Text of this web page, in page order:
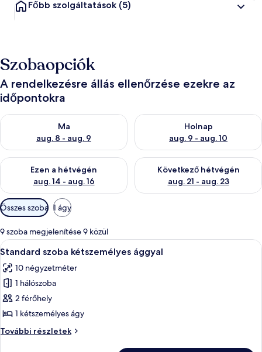
Főbb szolgáltatások (5)
Szobaopciók
A rendelkezésre állás ellenőrzése ezekre az
időpontokra
Ma
aug. 8 - aug. 9
A ma esti rendelkezésre állás ellenőrzése: aug. 8 - aug. 9
Holnap
aug. 9 - aug. 10
A holnapi rendelkezésre állás
Ezen a hétvégén
aug. 14 - aug. 16
A mostani hétvégi rendelkezésre állás ellenőrzése: aug. 14 -
Következő hétvégén
aug. 21 - aug. 23
A következő hétvégi
Szobákhoz
rendelkezésre
álló
szűrők
Összes szoba 1 ágy
9 szoba megjelenítése 9 közül
A
következő
szoba
összes
képének
megtekintése:
Standard
szoba
7
Standard szoba kétszemélyes ággyal
10 négyzetméter
1 hálószoba
2 férőhely
1 kétszemélyes ágy
További részletek
Standard